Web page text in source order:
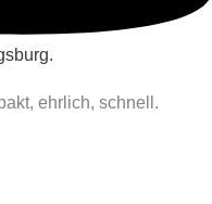
ehrlich, schnell.